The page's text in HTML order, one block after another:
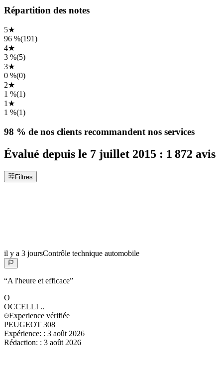
Répartition des notes
5★
96 %(191)
4★
3 %(5)
3★
0 %(0)
2★
1 %(1)
1 ★
1 %(1)
98 % de nos clients recommandent nos services
Évalué depuis le 7 juillet 2015 : 1 872 avis
Filtres
il y a 3 joursContrôle technique automobile
“A l'heure et efficace”
O
OCCELLI ..
Experience vérifiée
PEUGEOT 308
Expérience: : 3 août 2026
Rédaction: : 3 août 2026